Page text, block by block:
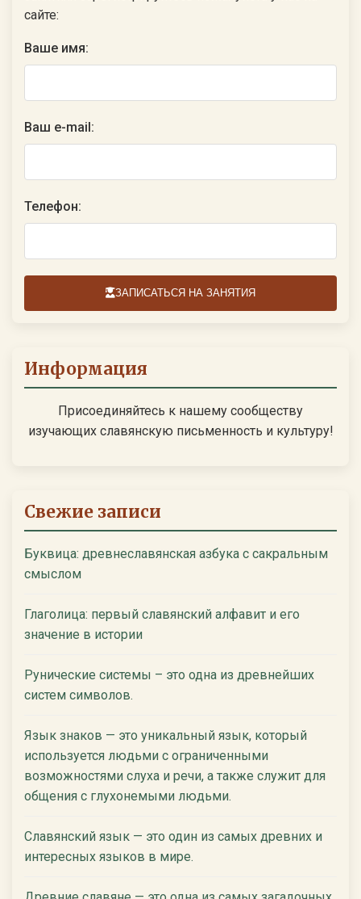
сайте:
Ваше имя:
Ваш e-mail:
Телефон:
ЗАПИСАТЬСЯ НА ЗАНЯТИЯ
Информация
Присоединяйтесь к нашему сообществу
изучающих славянскую письменность и культуру!
Свежие записи
Буквица: древнеславянская азбука с сакральным
смыслом
Глаголица: первый славянский алфавит и его
значение в истории
Рунические системы – это одна из древнейших
систем символов.
Язык знаков — это уникальный язык, который
используется людьми с ограниченными
возможностями слуха и речи, а также служит для
общения с глухонемыми людьми.
Славянский язык — это один из самых древних и
интересных языков в мире.